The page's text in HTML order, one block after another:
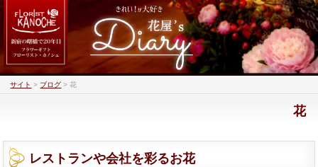
サイト > ブログ >花
花
レストランや会社を彩るお花